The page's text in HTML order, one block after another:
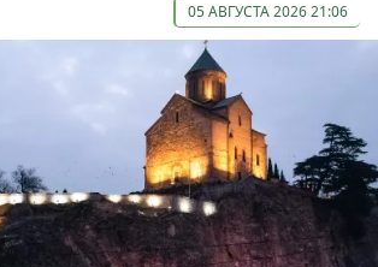
05 АВГУСТА 2026 21:06